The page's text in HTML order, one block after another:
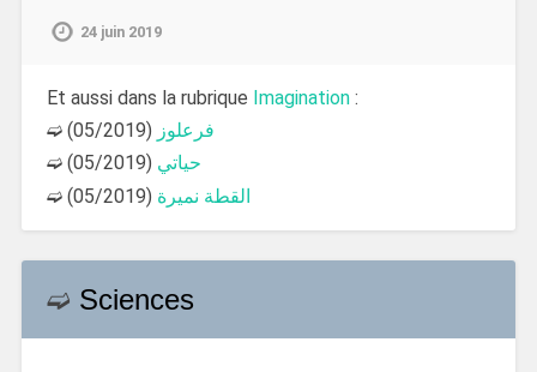
24 juin 2019
Et aussi dans la rubrique Imagination:
➫
فرعلوز (05/2019)
➫
حياتي (05/2019)
➫
القطة نميرة (05/2019)
➫ Sciences